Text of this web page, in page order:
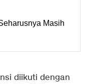
Masih
diikuti dengan